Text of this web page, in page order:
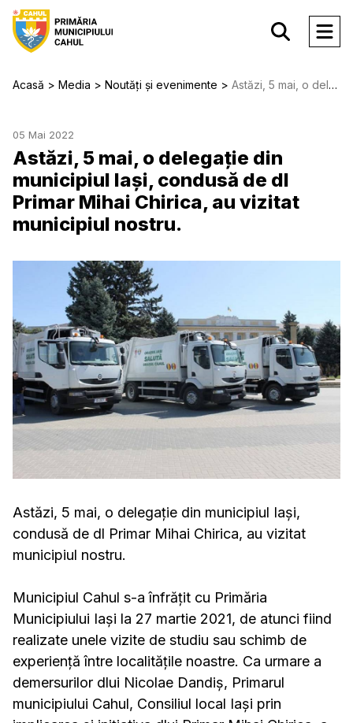
Acasă Media Noutăți și evenimente Astăzi, 5 mai, o delegație din municipiul Iași, condusă de dl Primar Mihai Chirica, au vizitat municipiul nostru.
05 Mai 2022
Astăzi, 5 mai, o delegație din
municipiul Iași, condusă de dl
Primar Mihai Chirica, au vizitat
municipiul nostru.
Astăzi, 5 mai, o delegație din municipiul Iași,
condusă de dl Primar Mihai Chirica, au vizitat
municipiul nostru.
Municipiul Cahul s-a înfrățit cu Primăria
Municipiului Iași la 27 martie 2021, de atunci fiind
realizate unele vizite de studiu sau schimb de
experiență între localitățile noastre. Ca urmare a
demersurilor dlui Nicolae Dandiș, Primarul
municipiului Cahul, Consiliul local Iași prin